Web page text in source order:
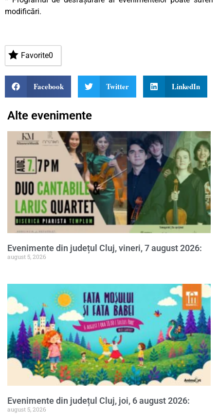
modificări.
Favorite0
Facebook Twitter LinkedIn
Alte evenimente
Evenimente din județul Cluj, vineri, 7 august 2026:
august 5, 2026
Evenimente din județul Cluj, joi, 6 august 2026:
august 5, 2026